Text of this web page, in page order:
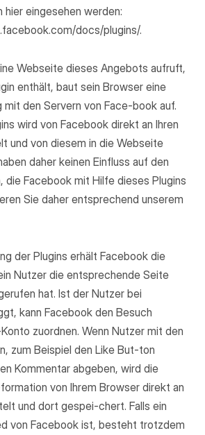
hier eingesehen werden:
docs/plugins/.
Webseite dieses Angebots aufruft,
enthält, baut sein Browser eine
mit den Servern von Face-book auf.
wird von Facebook direkt an Ihren
und von diesem in die Webseite
daher keinen Einfluss auf den
die Facebook mit Hilfe dieses Plugins
Sie daher entsprechend unserem
der Plugins erhält Facebook die
Nutzer die entsprechende Seite
hat. Ist der Nutzer bei
kann Facebook den Besuch
zuordnen. Wenn Nutzer mit den
zum Beispiel den Like But-ton
Kommentar abgeben, wird die
von Ihrem Browser direkt an
und dort gespei-chert. Falls ein
von Facebook ist, besteht trotzdem